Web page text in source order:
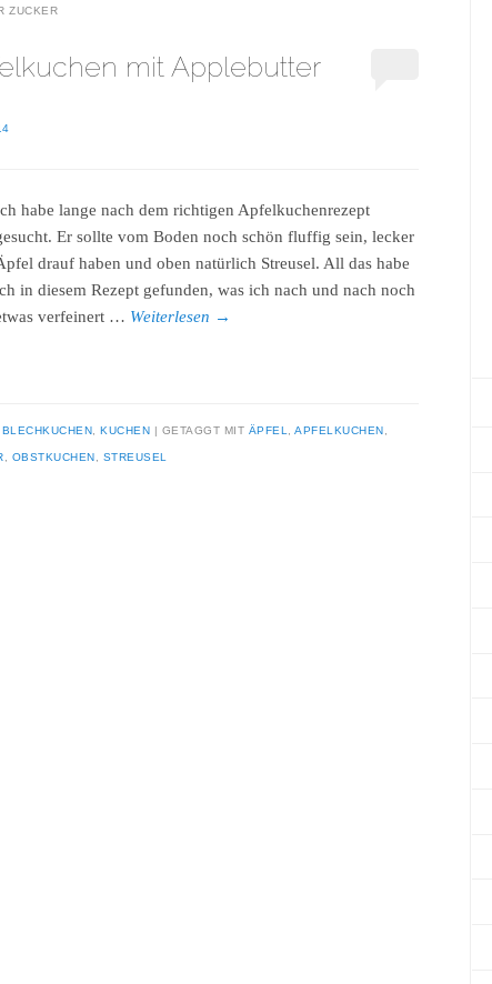
ZUCKER
mit Applebutter
habe lange nach dem richtigen Apfelkuchenrezept
Er sollte vom Boden noch schön fluffig sein, lecker
drauf haben und oben natürlich Streusel. All das habe
in diesem Rezept gefunden, was ich nach und nach noch
verfeinert … Weiterlesen →
BLECHKUCHEN KUCHEN GETAGGT MIT ÄPFEL APFELKUCHEN
OBSTKUCHEN STREUSEL